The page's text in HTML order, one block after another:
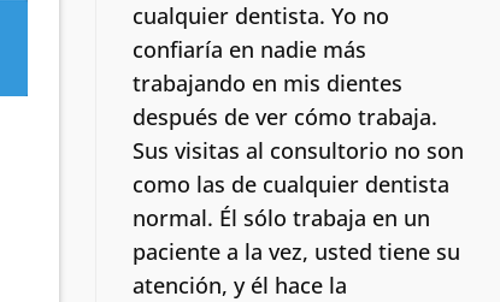
cualquier dentista. Yo no
confiaría en nadie más
trabajando en mis dientes
después de ver cómo trabaja.
Sus visitas al consultorio no son
como las de cualquier dentista
normal. Él sólo trabaja en un
paciente a la vez, usted tiene su
atención, y él hace la